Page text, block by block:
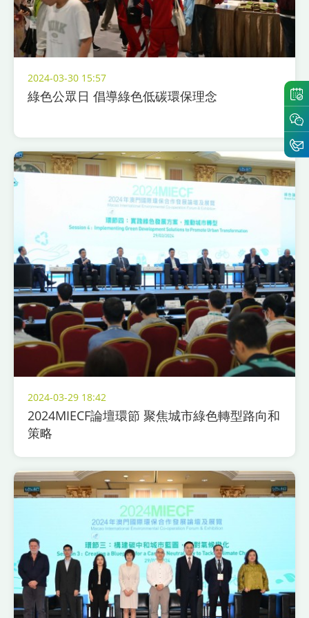
2024-03-30 15:57
綠色公眾日 倡導綠色低碳環保理念
2024-03-29 18:42
2024MIECF論壇環節 聚焦城市綠色轉型路向和
策略